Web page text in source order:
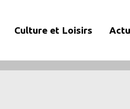
Culture et Loisirs